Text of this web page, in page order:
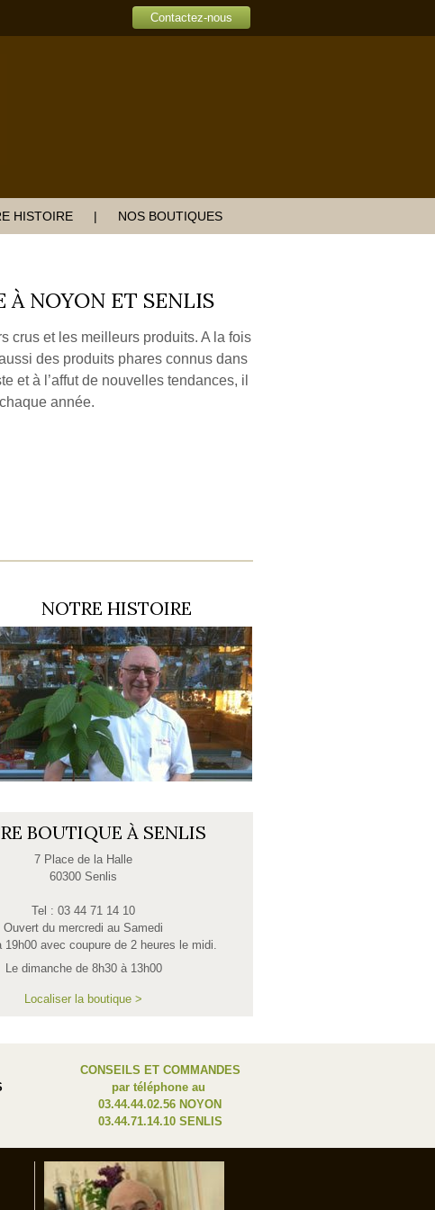
Contactez-nous
HISTOIRE NOS BOUTIQUES
À NOYON ET SENLIS
crus et les meilleurs produits. A la fois
des produits phares connus dans
et à l’affut de nouvelles tendances, il
année.
NOTRE HISTOIRE
BOUTIQUE À SENLIS
7 Place de la Halle
60300 Senlis
Tel : 03 44 71 14 10
Ouvert du mercredi au Samedi
19h00 avec coupure de 2 heures le midi.
Le dimanche de 8h30 à 13h00
Localiser la boutique >
CONSEILS ET COMMANDES
par téléphone au
03.44.44.02.56 NOYON
03.44.71.14.10 SENLIS